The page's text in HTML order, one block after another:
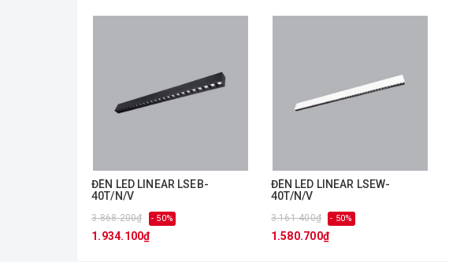
Sự hài lòng của quý khách hàng là niềm hạnh phúc của chúng tôi!
ĐÈN LED LINEAR LSEB-
40T/N/V
3.868.200₫ - 50%
1.934.100₫
ĐÈN LED LINEAR LSEW-
40T/N/V
3.161.400₫ - 50%
1.580.700₫